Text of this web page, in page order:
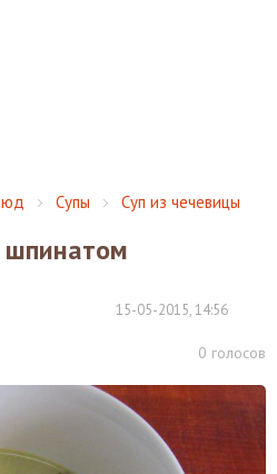
Супы Суп из чечевицы
шпинатом
15-05-2015, 14:56
0 голосов